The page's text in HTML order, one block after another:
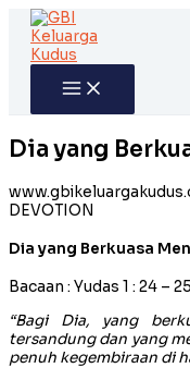
Skip
content
Dia yang
DEVOTION
Dia yang Berkuasa
Bacaan : Yudas 1 : 24 – 25
“Bagi Dia, yang
tersandung dan yang
penuh kegembiraan di